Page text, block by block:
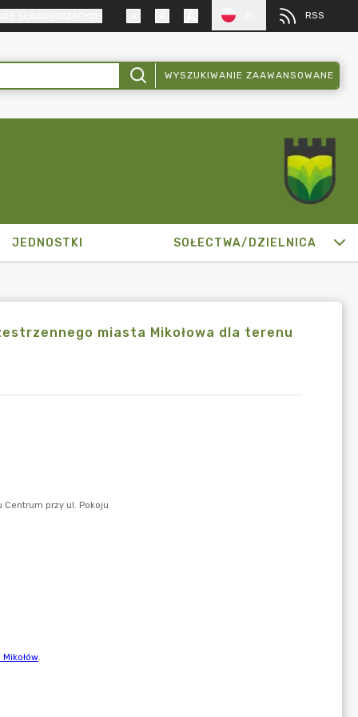
RSS
WYSZUKIWANIE ZAAWANSOWANE
JEDNOSTKI SOŁECTWA/DZIELNICA
miasta Mikołowa dla terenu